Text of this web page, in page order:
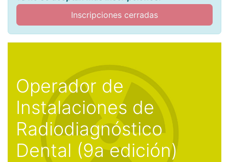
Inscripciones cerradas​
Operador de
Instalaciones de
Radiodiagnóstico
Dental (9a edición)